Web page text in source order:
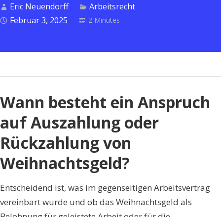
der
Urlaubsanspruch
Eric Neuendorff
Arbeitsrecht
Februar 3, 2025
2 Minutes
Wann besteht ein Anspruch
auf Auszahlung oder
Rückzahlung von
Weihnachtsgeld?
Entscheidend ist, was im gegenseitigen Arbeitsvertrag
vereinbart wurde und ob das Weihnachtsgeld als